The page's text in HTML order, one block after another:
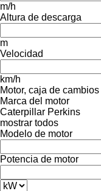
m/h
Altura de descarga
m
Velocidad
km/h
Motor, caja de cambios
Marca del motor
Caterpillar Perkins
mostrar todos
Modelo de motor
Potencia de motor